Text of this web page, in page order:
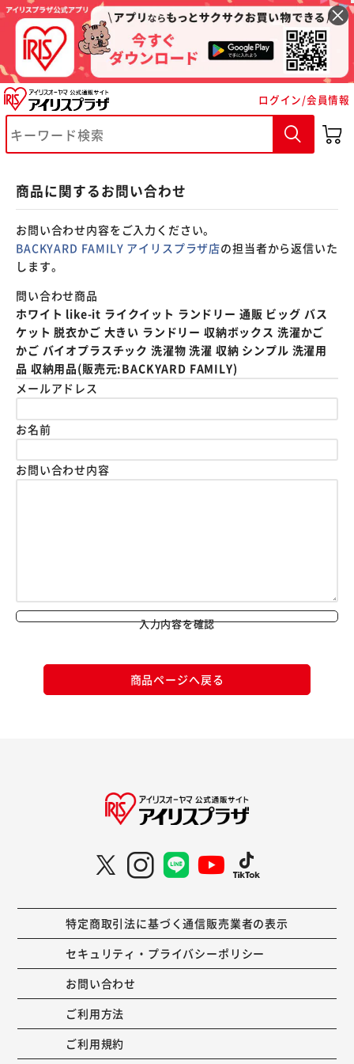
ログイン/会員情報
商品に関するお問い合わせ
お問い合わせ内容をご入力ください。
BACKYARD FAMILY アイリスプラザ店の担当者から返信いた
します。
問い合わせ商品
ホワイト like-it ライクイット ランドリー 通販 ビッグ バス
ケット 脱衣かご 大きい ランドリー 収納ボックス 洗濯かご
かご バイオプラスチック 洗濯物 洗濯 収納 シンプル 洗濯用
品 収納用品(販売元:BACKYARD FAMILY)
メールアドレス
お名前
お問い合わせ内容
入力内容を確認
商品ページへ戻る
特定商取引法に基づく通信販売業者の表示
セキュリティ・プライバシーポリシー
お問い合わせ
ご利用方法
ご利用規約
※ご確認ください
カートに入れる